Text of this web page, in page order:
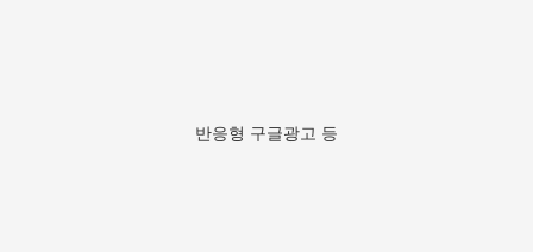
반응형 구글광고 등